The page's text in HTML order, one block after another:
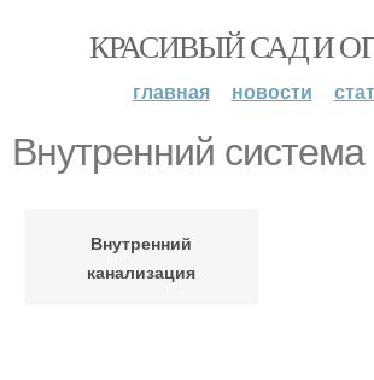
КРАСИВЫЙ САД И
главная новости
Внутренний система
Внутренний
канализация